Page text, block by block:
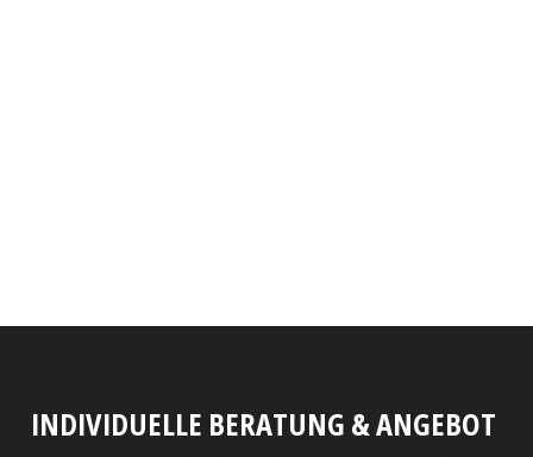
INDIVIDUELLE BERATUNG & ANGEBOT